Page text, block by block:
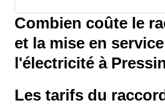
Combien coûte le
et la mise en
l'électricité à
Les tarifs du